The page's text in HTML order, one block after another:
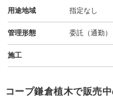
用途地域 指定なし
管理形態 委託（通勤）
施工
コープ鎌倉植木で販売